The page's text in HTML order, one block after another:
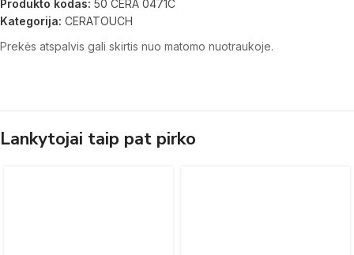
Produkto kodas: 50 CERA 0471C
Kategorija: CERATOUCH
Prekės atspalvis gali skirtis nuo matomo nuotraukoje.
Lankytojai taip pat pirko